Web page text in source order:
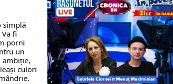
simplă
fi
porni
un
ambiție,
culori